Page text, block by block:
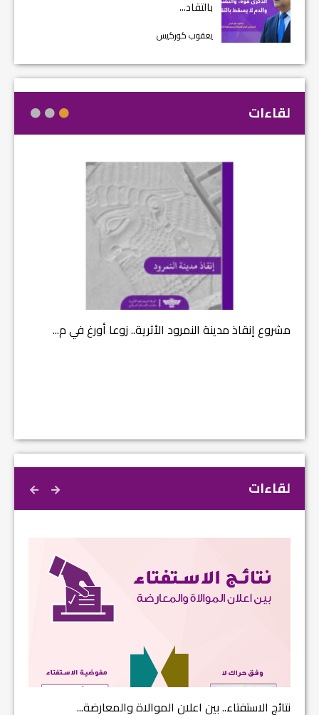
بالتقاد...
يعقوب كوركيس
لقاءات
مشروع إنقاذ مدينة النمرود الأثرية.. زوعا أورغ في م...
لقاءات
نتائج الاستفتاء.. بين اعلان الموالاة والمعارضة...